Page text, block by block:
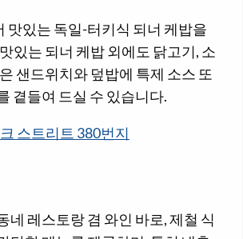
맛있는 독일-터키식 되너 케밥을
있는 되너 케밥 외에도 닭고기, 소
샌드위치와 덮밥에 특제 소스 또
곁들여 드실 수 있습니다.
스트리트 380번지
네 레스토랑 겸 와인 바로, 제철 식